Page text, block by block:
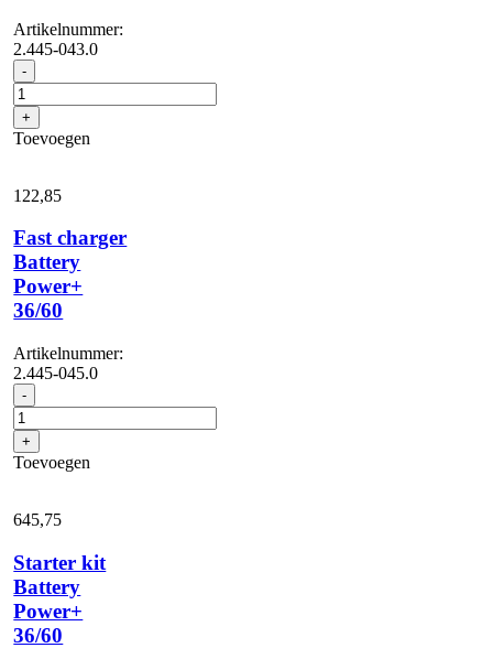
Artikelnummer:
2.445-043.0
- Battery
Power+
36/75
aantal
+
Toevoegen
122,85
Fast charger
Battery
Power+
36/60
Artikelnummer:
2.445-045.0
- Fast
charger
Battery
Power+
36/60
+
Toevoegen
645,75
Starter kit
Battery
Power+
36/60